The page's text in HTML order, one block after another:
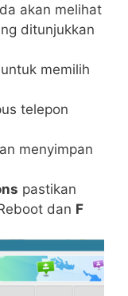
akan melihat
ditunjukkan
untuk memilih
telepon
menyimpan
pastikan
dan F